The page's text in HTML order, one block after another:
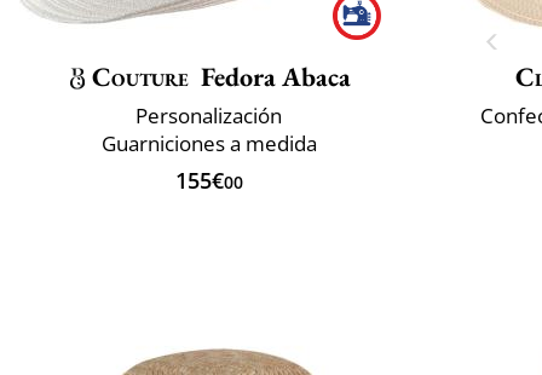
Couture Fedora Abaca
Personalización
Guarniciones a medida
155€00